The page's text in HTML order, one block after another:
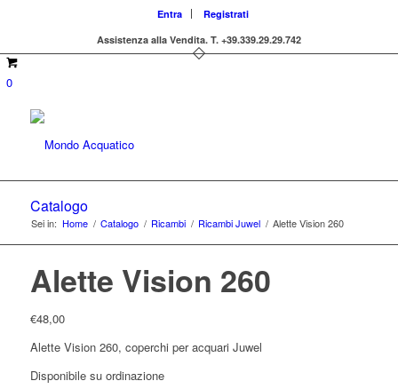
Entra
Registrati
Assistenza alla Vendita. T. +39.339.29.29.742
0
Catalogo
Sei in: Home / Catalogo / Ricambi / Ricambi Juwel / Alette Vision 260
Alette Vision 260
€48,00
Alette Vision 260, coperchi per acquari Juwel
Disponibile su ordinazione